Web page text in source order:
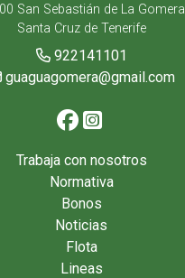
San Sebastián de La Gomera
Santa Cruz de Tenerife
922141101
guaguagomera@gmail.com
Trabaja con nosotros
Normativa
Bonos
Noticias
Flota
Lineas